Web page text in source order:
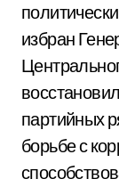
избран
партийных
борьбе с